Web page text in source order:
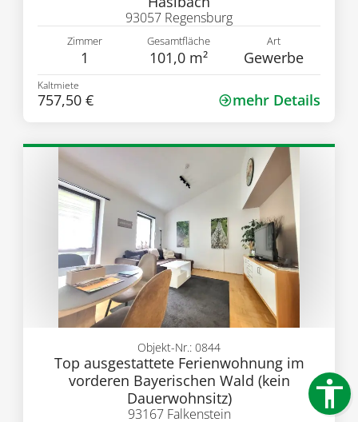
93057 Regensburg
Zimmer
1
Gesamtfläche
101,0 m²
Art
Gewerbe
Kaltmiete
757,50 € mehr Details
Top ausgestattete Ferienwohnung im
vorderen Bayerischen Wald (kein
Dauerwohnsitz)
Objekt-Nr.: 0844
93167 Falkenstein